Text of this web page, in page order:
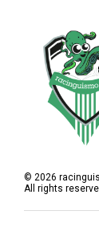
© 2026
All rights